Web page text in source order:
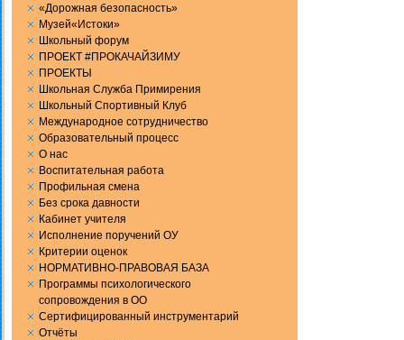
«Дорожная безопасность»
Музей«Истоки»
Школьный форум
ПРОЕКТ #ПРОКАЧАЙЗИМУ
ПРОЕКТЫ
Школьная Служба Примирения
Школьный Спортивный Клуб
Международное сотрудничество
Образовательный процесс
О нас
Воспитательная работа
Профильная смена
Без срока давности
Кабинет учителя
Исполнение поручений ОУ
Критерии оценок
НОРМАТИВНО-ПРАВОВАЯ БАЗА
Программы психологического
сопровождения в ОО
Сертифицированный инструментарий
Отчёты